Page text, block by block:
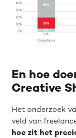
En hoe
Creative
Het onderzoek
veld van
hoe zit het